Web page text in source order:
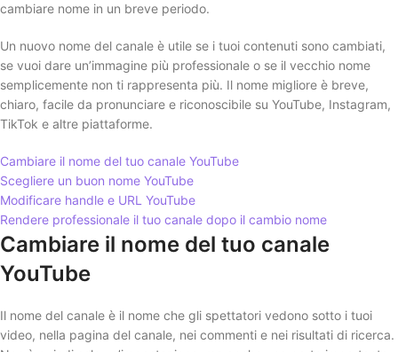
cambiare nome in un breve periodo.
Un nuovo nome del canale è utile se i tuoi contenuti sono cambiati,
se vuoi dare un’immagine più professionale o se il vecchio nome
semplicemente non ti rappresenta più. Il nome migliore è breve,
chiaro, facile da pronunciare e riconoscibile su YouTube, Instagram,
TikTok e altre piattaforme.
Cambiare il nome del tuo canale YouTube
Scegliere un buon nome YouTube
Modificare handle e URL YouTube
Rendere professionale il tuo canale dopo il cambio nome
Cambiare il nome del tuo canale
YouTube
Il nome del canale è il nome che gli spettatori vedono sotto i tuoi
video, nella pagina del canale, nei commenti e nei risultati di ricerca.